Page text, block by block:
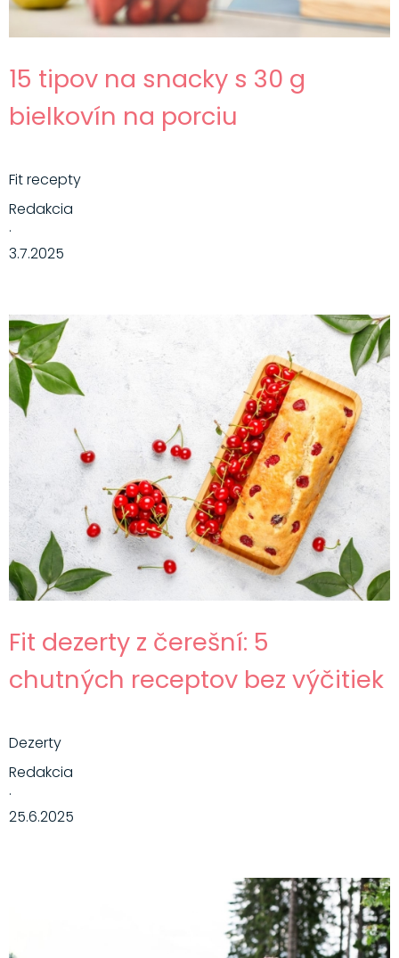
15 tipov na snacky s 30 g
bielkovín na porciu
Fit recepty
Redakcia
·
3.7.2025
Fit dezerty z čerešní: 5
chutných receptov bez výčitiek
Dezerty
Redakcia
·
25.6.2025